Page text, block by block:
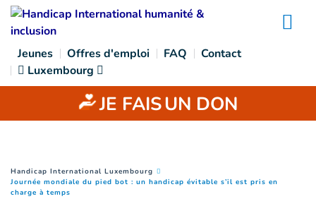
Goto main content
Jeunes Offres d'emploi FAQ
Contact
Luxembourg
JE FAISUN DON
You are here :
Handicap International Luxembourg
Journée mondiale du pied bot : un handicap évitable s’il est pris en
charge à temps